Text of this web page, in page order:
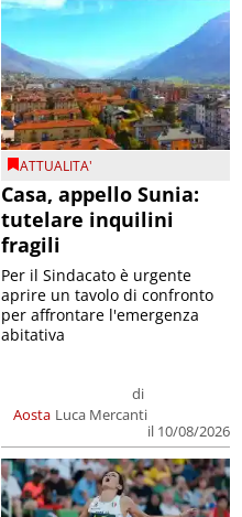
ATTUALITA'
Casa, appello Sunia:
tutelare inquilini
fragili
Aosta
di
Luca Mercanti
il 10/08/2026
Per il Sindacato è urgente
aprire un tavolo di confronto
per affrontare l'emergenza
abitativa